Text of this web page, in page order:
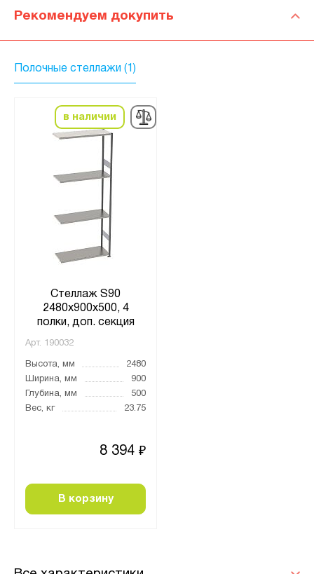
Рекомендуем докупить
Полочные стеллажи (1)
в наличии
Стеллаж S90
2480х900х500, 4
полки, доп. секция
Арт. 190032
Высота, мм
2480
Ширина, мм
900
Глубина, мм
500
Вес, кг
23.75
8 394 ₽
В корзину